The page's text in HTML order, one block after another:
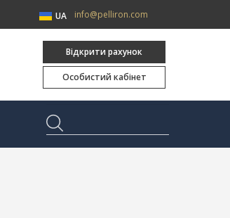
UA info@pelliron.com
Відкрити рахунок
Особистий кабінет